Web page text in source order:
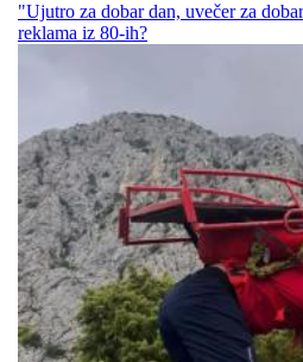
"Ujutro za dobar dan, uvečer za
reklama iz 80-ih?